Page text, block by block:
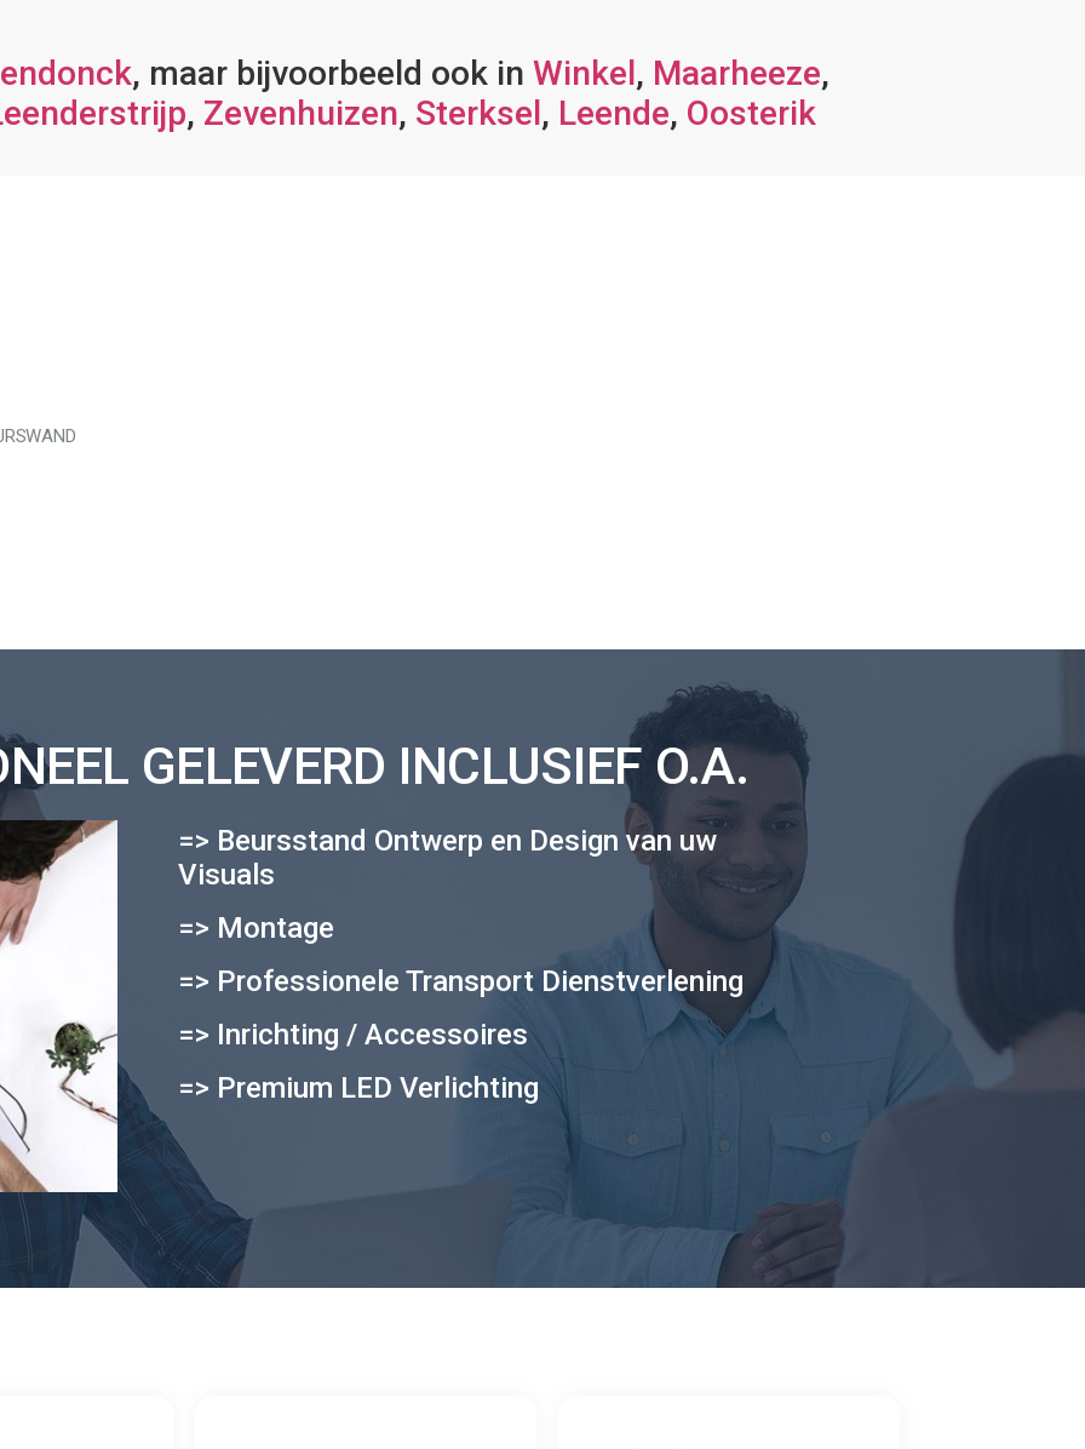
, maar bijvoorbeeld ook in Winkel, Maarheeze,
, Zevenhuizen, Sterksel, Leende, Oosterik
GELEVERD INCLUSIEF O.A.
=> Beursstand Ontwerp en Design van uw
Visuals
=> Montage
=> Professionele Transport Dienstverlening
=> Inrichting / Accessoires
=> Premium LED Verlichting